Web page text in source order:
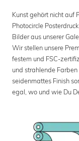
Kunst gehört nicht auf
Photocircle
Bilder aus unserer
Wir stellen unsere
festem und FSC-
und strahlende
seidenmattes Finish
egal, wo und wie Du